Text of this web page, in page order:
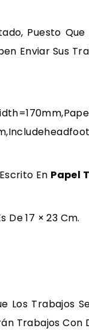
Puesto
Enviar Sus
En Papel
De 17 × 23 Cm.
Los Trabajos
Trabajos Con